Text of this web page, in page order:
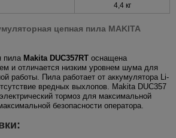
4,4 кг
цепная пила MAKITA
пила Makita DUC357RT оснащена
и отличается низким уровнем шума для
работы. Пила работает от аккумулятора Li-
вредных выхлопов. Makita DUC357
тормоз для максимальной
безопасности оператора.